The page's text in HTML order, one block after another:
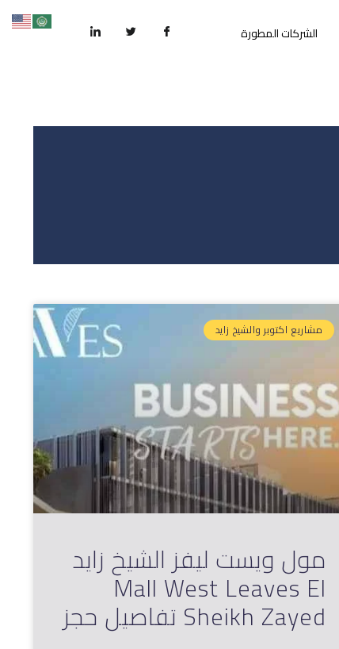
الشركات المطورة
مشاريع اكتوبر والشيخ زايد
مول ويست ليفز الشيخ زايد
Mall West Leaves El
Sheikh Zayed تفاصيل حجز